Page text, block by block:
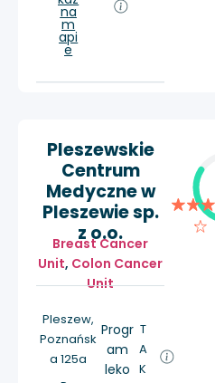
na
m
api
e
Pleszewskie
Centrum
Medyczne w
Pleszewie sp.
z o.o.
Breast Cancer
Unit, Colon Cancer
Unit
Pleszew,
Poznańsk
a 125a
Progr
am
leko
T
A
K